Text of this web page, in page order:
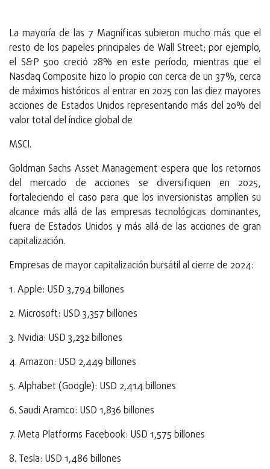
La mayoría de las 7 Magníficas subieron mucho más que el
resto de los papeles principales de Wall Street; por ejemplo,
el S&P 500 creció 28% en este período, mientras que el
Nasdaq Composite hizo lo propio con cerca de un 37%, cerca
de máximos históricos al entrar en 2025 con las diez mayores
acciones de Estados Unidos representando más del 20% del
valor total del índice global de
MSCI.
Goldman Sachs Asset Management espera que los retornos
del mercado de acciones se diversifiquen en 2025,
fortaleciendo el caso para que los inversionistas amplíen su
alcance más allá de las empresas tecnológicas dominantes,
fuera de Estados Unidos y más allá de las acciones de gran
capitalización.
Empresas de mayor capitalización bursátil al cierre de 2024:
1. Apple: USD 3,794 billones
2. Microsoft: USD 3,357 billones
3. Nvidia: USD 3,232 billones
4. Amazon: USD 2,449 billones
5. Alphabet (Google): USD 2,414 billones
6. Saudi Aramco: USD 1,836 billones
7. Meta Platforms Facebook: USD 1,575 billones
8. Tesla: USD 1,486 billones